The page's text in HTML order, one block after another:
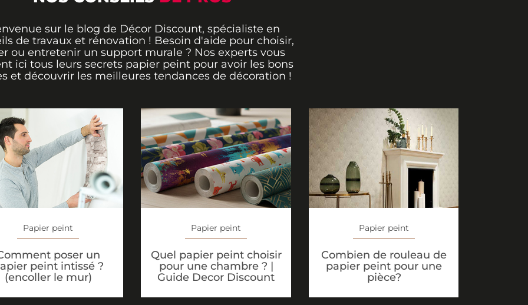
sur le blog de Décor Discount, spécialiste en
de travaux et rénovation ! Besoin d'aide pour choisir,
ou entretenir un support murale ? Nos experts vous
ici tous leurs secrets papier peint pour avoir les bons
et découvrir les meilleures tendances de décoration !
Papier peint
poser un
peint intissé ?
(encoller le mur)
Papier peint
Quel papier peint choisir
pour une chambre ? |
Guide Decor Discount
Papier peint
Combien de rouleau de
papier peint pour une
pièce?